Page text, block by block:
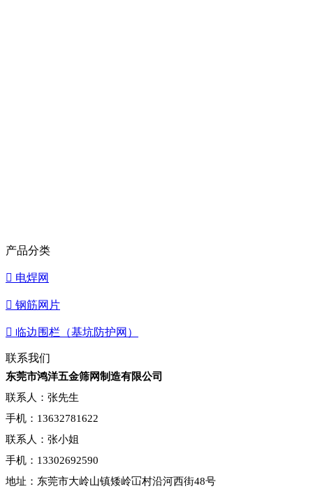
产品分类
 电焊网
 钢筋网片
 临边围栏（基坑防护网）
联系我们
东莞市鸿洋五金筛网制造有限公司
联系人：张先生
手机：13632781622
联系人：张小姐
手机：13302692590
地址：东莞市大岭山镇矮岭冚村沿河西街48号